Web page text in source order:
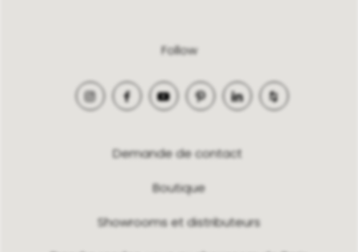
Follow
Demande de contact
Boutique
Showrooms et distributeurs